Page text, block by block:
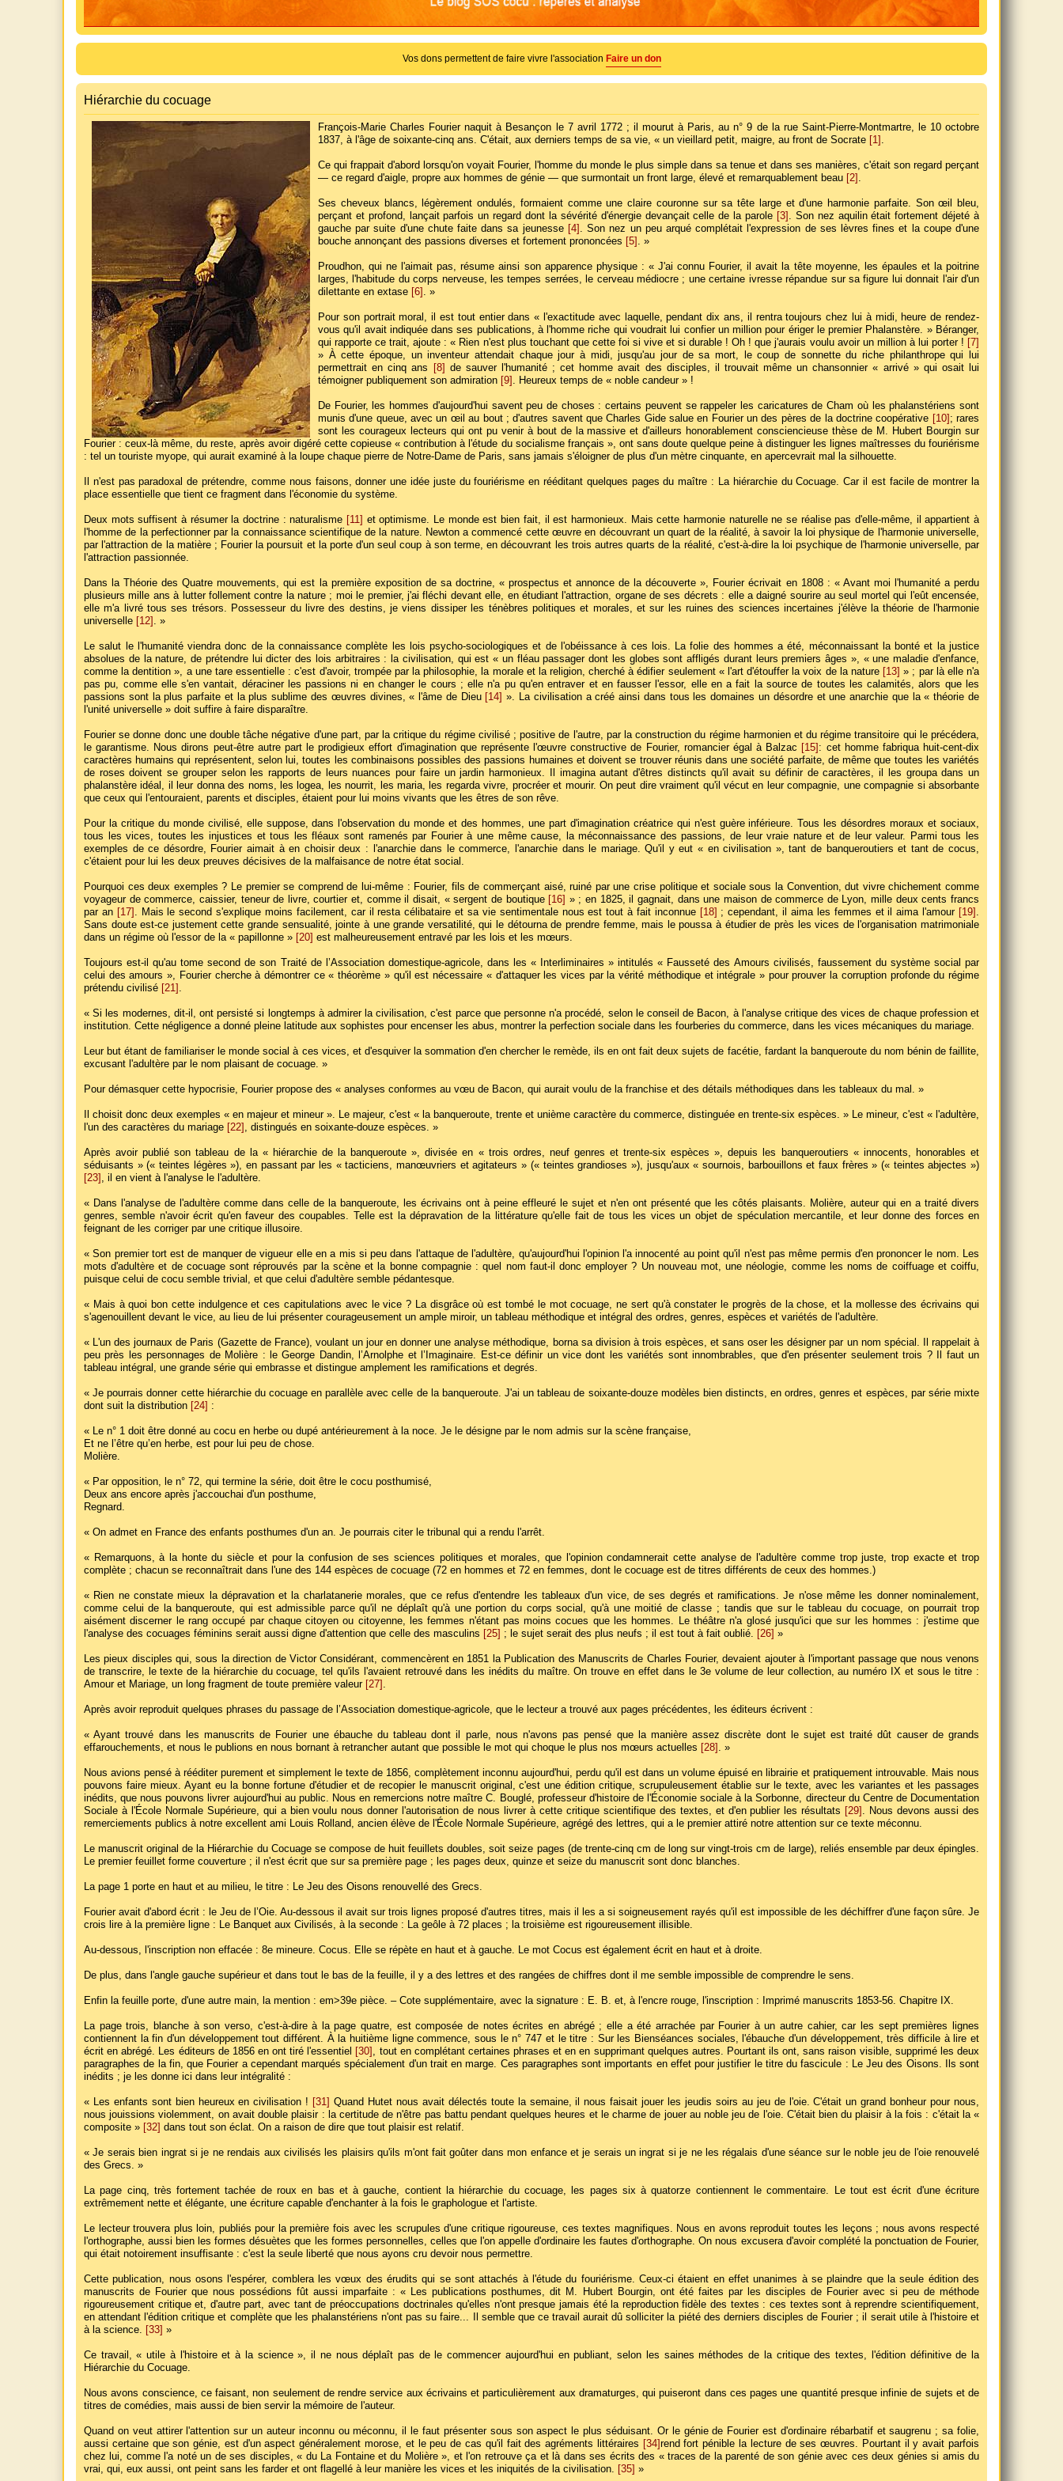
v
e
Vos dons permettent de faire vivre l'association Faire un don
Hiérarchie du cocuage
François-Marie Charles Fourier naquit à Besançon le 7 avril 1772 ; il mourut à Paris, au n° 9 de la rue Saint-Pierre-Montmartre, le 10 octobre
1837, à l'âge de soixante-cinq ans. C'était, aux derniers temps de sa vie, « un vieillard petit, maigre, au front de Socrate
[1] .
Ce qui frappait d'abord lorsqu'on voyait Fourier, l'homme du monde le plus simple dans sa tenue et dans ses manières, c'était son regard perçant
— ce regard d'aigle, propre aux hommes de génie — que surmontait un front large, élevé et remarquablement beau [2] .
Ses cheveux blancs, légèrement ondulés, formaient comme une claire couronne sur sa tête large et d'une harmonie parfaite. Son œil bleu,
perçant et profond, lançait parfois un regard dont la sévérité d'énergie devançait celle de la parole
[3] . Son nez aquilin était fortement déjeté à
gauche par suite d'une chute faite dans sa jeunesse
[4] . Son nez un peu arqué complétait l'expression de ses lèvres fines et la coupe d'une
bouche annonçant des passions diverses et fortement prononcées
[5] . »
Proudhon, qui ne l'aimait pas, résume ainsi son apparence physique : « J'ai connu Fourier, il avait la tête moyenne, les épaules et la poitrine
larges, l'habitude du corps nerveuse, les tempes serrées, le cerveau médiocre ; une certaine ivresse répandue sur sa figure lui donnait l'air d'un
dilettante en extase [6] . »
Pour son portrait moral, il est tout entier dans « l'exactitude avec laquelle, pendant dix ans, il rentra toujours chez lui à midi, heure de rendez-
vous qu'il avait indiquée dans ses publications, à l'homme riche qui voudrait lui confier un million pour ériger le premier Phalanstère. » Béranger,
qui rapporte ce trait, ajoute : « Rien n'est plus touchant que cette foi si vive et si durable ! Oh ! que j'aurais voulu avoir un million à lui porter !
[7]
» À cette époque, un inventeur attendait chaque jour à midi, jusqu'au jour de sa mort, le coup de sonnette du riche philanthrope qui lui
permettrait en cinq ans
[8]
de sauver l'humanité ; cet homme avait des disciples, il trouvait même un chansonnier « arrivé » qui osait lui
témoigner publiquement son admiration [9] . Heureux temps de « noble candeur » !
De Fourier, les hommes d'aujourd'hui savent peu de choses : certains peuvent se rappeler les caricatures de Cham où les phalanstériens sont
munis d'une queue, avec un œil au bout ; d'autres savent que Charles Gide salue en Fourier un des pères de la doctrine coopérative
[10] ; rares
sont les courageux lecteurs qui ont pu venir à bout de la massive et d'ailleurs honorablement consciencieuse thèse de M. Hubert Bourgin sur
Fourier : ceux-là même, du reste, après avoir digéré cette copieuse « contribution à l'étude du socialisme français », ont sans doute quelque peine à distinguer les lignes maîtresses du fouriérisme
: tel un touriste myope, qui aurait examiné à la loupe chaque pierre de Notre-Dame de Paris, sans jamais s'éloigner de plus d'un mètre cinquante, en apercevrait mal la silhouette.
Il n'est pas paradoxal de prétendre, comme nous faisons, donner une idée juste du fouriérisme en rééditant quelques pages du maître : La hiérarchie du Cocuage. Car il est facile de montrer la
place essentielle que tient ce fragment dans l'économie du système.
Deux mots suffisent à résumer la doctrine : naturalisme [11]
et optimisme. Le monde est bien fait, il est harmonieux. Mais cette harmonie naturelle ne se réalise pas d'elle-même, il appartient à
l'homme de la perfectionner par la connaissance scientifique de la nature. Newton a commencé cette œuvre en découvrant un quart de la réalité, à savoir la loi physique de l'harmonie universelle,
par l'attraction de la matière ; Fourier la poursuit et la porte d'un seul coup à son terme, en découvrant les trois autres quarts de la réalité, c'est-à-dire la loi psychique de l'harmonie universelle, par
l'attraction passionnée.
Dans la Théorie des Quatre mouvements, qui est la première exposition de sa doctrine, « prospectus et annonce de la découverte », Fourier écrivait en 1808 : « Avant moi l'humanité a perdu
plusieurs mille ans à lutter follement contre la nature ; moi le premier, j'ai fléchi devant elle, en étudiant l'attraction, organe de ses décrets : elle a daigné sourire au seul mortel qui l'eût encensée,
elle m'a livré tous ses trésors. Possesseur du livre des destins, je viens dissiper les ténèbres politiques et morales, et sur les ruines des sciences incertaines j'élève la théorie de l'harmonie
universelle
[12] . »
Le salut le l'humanité viendra donc de la connaissance complète les lois psycho-sociologiques et de l'obéissance à ces lois. La folie des hommes a été, méconnaissant la bonté et la justice
absolues de la nature, de prétendre lui dicter des lois arbitraires : la civilisation, qui est « un fléau passager dont les globes sont affligés durant leurs premiers âges », « une maladie d'enfance,
comme la dentition », a une tare essentielle : c'est d'avoir, trompée par la philosophie, la morale et la religion, cherché à édifier seulement « l'art d'étouffer la voix de la nature
[13] » ; par là elle n'a
pas pu, comme elle s'en vantait, déraciner les passions ni en changer le cours ; elle n'a pu qu'en entraver et en fausser l'essor, elle en a fait la source de toutes les calamités, alors que les
passions sont la plus parfaite et la plus sublime des œuvres divines, « l'âme de Dieu
[14]
». La civilisation a créé ainsi dans tous les domaines un désordre et une anarchie que la « théorie de
l'unité universelle » doit suffire à faire disparaître.
Fourier se donne donc une double tâche négative d'une part, par la critique du régime civilisé ; positive de l'autre, par la construction du régime harmonien et du régime transitoire qui le précédera,
le garantisme. Nous dirons peut-être autre part le prodigieux effort d'imagination que représente l'œuvre constructive de Fourier, romancier égal à Balzac
[15] : cet homme fabriqua huit-cent-dix
caractères humains qui représentent, selon lui, toutes les combinaisons possibles des passions humaines et doivent se trouver réunis dans une société parfaite, de même que toutes les variétés
de roses doivent se grouper selon les rapports de leurs nuances pour faire un jardin harmonieux. Il imagina autant d'êtres distincts qu'il avait su définir de caractères, il les groupa dans un
phalanstère idéal, il leur donna des noms, les logea, les nourrit, les maria, les regarda vivre, procréer et mourir. On peut dire vraiment qu'il vécut en leur compagnie, une compagnie si absorbante
que ceux qui l'entouraient, parents et disciples, étaient pour lui moins vivants que les êtres de son rêve.
Pour la critique du monde civilisé, elle suppose, dans l'observation du monde et des hommes, une part d'imagination créatrice qui n'est guère inférieure. Tous les désordres moraux et sociaux,
tous les vices, toutes les injustices et tous les fléaux sont ramenés par Fourier à une même cause, la méconnaissance des passions, de leur vraie nature et de leur valeur. Parmi tous les
exemples de ce désordre, Fourier aimait à en choisir deux : l'anarchie dans le commerce, l'anarchie dans le mariage. Qu'il y eut « en civilisation », tant de banqueroutiers et tant de cocus,
c'étaient pour lui les deux preuves décisives de la malfaisance de notre état social.
Pourquoi ces deux exemples ? Le premier se comprend de lui-même : Fourier, fils de commerçant aisé, ruiné par une crise politique et sociale sous la Convention, dut vivre chichement comme
voyageur de commerce, caissier, teneur de livre, courtier et, comme il disait, « sergent de boutique
[16]
» ; en 1825, il gagnait, dans une maison de commerce de Lyon, mille deux cents francs
par an
[17] . Mais le second s'explique moins facilement, car il resta célibataire et sa vie sentimentale nous est tout à fait inconnue [18] ; cependant, il aima les femmes et il aima l'amour [19] .
Sans doute est-ce justement cette grande sensualité, jointe à une grande versatilité, qui le détourna de prendre femme, mais le poussa à étudier de près les vices de l'organisation matrimoniale
dans un régime où l'essor de la « papillonne » [20] est malheureusement entravé par les lois et les mœurs.
Toujours est-il qu'au tome second de son Traité de l’Association domestique-agricole, dans les « Interliminaires » intitulés « Fausseté des Amours civilisés, faussement du système social par
celui des amours », Fourier cherche à démontrer ce « théorème » qu'il est nécessaire « d'attaquer les vices par la vérité méthodique et intégrale » pour prouver la corruption profonde du régime
prétendu civilisé [21] .
« Si les modernes, dit-il, ont persisté si longtemps à admirer la civilisation, c'est parce que personne n'a procédé, selon le conseil de Bacon, à l'analyse critique des vices de chaque profession et
institution. Cette négligence a donné pleine latitude aux sophistes pour encenser les abus, montrer la perfection sociale dans les fourberies du commerce, dans les vices mécaniques du mariage.
Leur but étant de familiariser le monde social à ces vices, et d'esquiver la sommation d'en chercher le remède, ils en ont fait deux sujets de facétie, fardant la banqueroute du nom bénin de faillite,
excusant l'adultère par le nom plaisant de cocuage. »
Pour démasquer cette hypocrisie, Fourier propose des « analyses conformes au vœu de Bacon, qui aurait voulu de la franchise et des détails méthodiques dans les tableaux du mal. »
Il choisit donc deux exemples « en majeur et mineur ». Le majeur, c'est « la banqueroute, trente et unième caractère du commerce, distinguée en trente-six espèces. » Le mineur, c'est « l'adultère,
l'un des caractères du mariage [22] , distingués en soixante-douze espèces. »
Après avoir publié son tableau de la « hiérarchie de la banqueroute », divisée en « trois ordres, neuf genres et trente-six espèces », depuis les banqueroutiers « innocents, honorables et
séduisants » (« teintes légères »), en passant par les « tacticiens, manœuvriers et agitateurs » (« teintes grandioses »), jusqu'aux « sournois, barbouillons et faux frères » (« teintes abjectes »)
[23] , il en vient à l'analyse le l'adultère.
« Dans l'analyse de l'adultère comme dans celle de la banqueroute, les écrivains ont à peine effleuré le sujet et n'en ont présenté que les côtés plaisants. Molière, auteur qui en a traité divers
genres, semble n'avoir écrit qu'en faveur des coupables. Telle est la dépravation de la littérature qu'elle fait de tous les vices un objet de spéculation mercantile, et leur donne des forces en
feignant de les corriger par une critique illusoire.
« Son premier tort est de manquer de vigueur elle en a mis si peu dans l'attaque de l'adultère, qu'aujourd'hui l'opinion l'a innocenté au point qu'il n'est pas même permis d'en prononcer le nom. Les
mots d'adultère et de cocuage sont réprouvés par la scène et la bonne compagnie : quel nom faut-il donc employer ? Un nouveau mot, une néologie, comme les noms de coiffuage et coiffu,
puisque celui de cocu semble trivial, et que celui d'adultère semble pédantesque.
« Mais à quoi bon cette indulgence et ces capitulations avec le vice ? La disgrâce où est tombé le mot cocuage, ne sert qu'à constater le progrès de la chose, et la mollesse des écrivains qui
s'agenouillent devant le vice, au lieu de lui présenter courageusement un ample miroir, un tableau méthodique et intégral des ordres, genres, espèces et variétés de l'adultère.
« L'un des journaux de Paris (Gazette de France), voulant un jour en donner une analyse méthodique, borna sa division à trois espèces, et sans oser les désigner par un nom spécial. Il rappelait à
peu près les personnages de Molière : le George Dandin, l’Arnolphe et l’Imaginaire. Est-ce définir un vice dont les variétés sont innombrables, que d'en présenter seulement trois ? Il faut un
tableau intégral, une grande série qui embrasse et distingue amplement les ramifications et degrés.
« Je pourrais donner cette hiérarchie du cocuage en parallèle avec celle de la banqueroute. J'ai un tableau de soixante-douze modèles bien distincts, en ordres, genres et espèces, par série mixte
dont suit la distribution [24] :
« Le n° 1 doit être donné au cocu en herbe ou dupé antérieurement à la noce. Je le désigne par le nom admis sur la scène française,
Et ne l’être qu’en herbe, est pour lui peu de chose.
Molière.
« Par opposition, le n° 72, qui termine la série, doit être le cocu posthumisé,
Deux ans encore après j'accouchai d'un posthume,
Regnard.
« On admet en France des enfants posthumes d'un an. Je pourrais citer le tribunal qui a rendu l'arrêt.
« Remarquons, à la honte du siècle et pour la confusion de ses sciences politiques et morales, que l'opinion condamnerait cette analyse de l'adultère comme trop juste, trop exacte et trop
complète ; chacun se reconnaîtrait dans l'une des 144 espèces de cocuage (72 en hommes et 72 en femmes, dont le cocuage est de titres différents de ceux des hommes.)
« Rien ne constate mieux la dépravation et la charlatanerie morales, que ce refus d'entendre les tableaux d'un vice, de ses degrés et ramifications. Je n'ose même les donner nominalement,
comme celui de la banqueroute, qui est admissible parce qu'il ne déplaît qu'à une portion du corps social, qu'à une moitié de classe ; tandis que sur le tableau du cocuage, on pourrait trop
aisément discerner le rang occupé par chaque citoyen ou citoyenne, les femmes n'étant pas moins cocues que les hommes. Le théâtre n'a glosé jusqu'ici que sur les hommes : j'estime que
l'analyse des cocuages féminins serait aussi digne d'attention que celle des masculins
[25] ; le sujet serait des plus neufs ; il est tout à fait oublié. [26] »
Les pieux disciples qui, sous la direction de Victor Considérant, commencèrent en 1851 la Publication des Manuscrits de Charles Fourier, devaient ajouter à l'important passage que nous venons
de transcrire, le texte de la hiérarchie du cocuage, tel qu'ils l'avaient retrouvé dans les inédits du maître. On trouve en effet dans le 3e volume de leur collection, au numéro IX et sous le titre :
Amour et Mariage, un long fragment de toute première valeur [27] .
Après avoir reproduit quelques phrases du passage de l’Association domestique-agricole, que le lecteur a trouvé aux pages précédentes, les éditeurs écrivent :
« Ayant trouvé dans les manuscrits de Fourier une ébauche du tableau dont il parle, nous n'avons pas pensé que la manière assez discrète dont le sujet est traité dût causer de grands
effarouchements, et nous le publions en nous bornant à retrancher autant que possible le mot qui choque le plus nos mœurs actuelles
[28] . »
Nous avions pensé à rééditer purement et simplement le texte de 1856, complètement inconnu aujourd'hui, perdu qu'il est dans un volume épuisé en librairie et pratiquement introuvable. Mais nous
pouvons faire mieux. Ayant eu la bonne fortune d'étudier et de recopier le manuscrit original, c'est une édition critique, scrupuleusement établie sur le texte, avec les variantes et les passages
inédits, que nous pouvons livrer aujourd'hui au public. Nous en remercions notre maître C. Bouglé, professeur d'histoire de l'Économie sociale à la Sorbonne, directeur du Centre de Documentation
Sociale à l'École Normale Supérieure, qui a bien voulu nous donner l'autorisation de nous livrer à cette critique scientifique des textes, et d'en publier les résultats
[29] . Nous devons aussi des
remerciements publics à notre excellent ami Louis Rolland, ancien élève de l'École Normale Supérieure, agrégé des lettres, qui a le premier attiré notre attention sur ce texte méconnu.
Le manuscrit original de la Hiérarchie du Cocuage se compose de huit feuillets doubles, soit seize pages (de trente-cinq cm de long sur vingt-trois cm de large), reliés ensemble par deux épingles.
Le premier feuillet forme couverture ; il n'est écrit que sur sa première page ; les pages deux, quinze et seize du manuscrit sont donc blanches.
La page 1 porte en haut et au milieu, le titre : Le Jeu des Oisons renouvellé des Grecs.
Fourier avait d'abord écrit : le Jeu de l’Oie. Au-dessous il avait sur trois lignes proposé d'autres titres, mais il les a si soigneusement rayés qu'il est impossible de les déchiffrer d'une façon sûre. Je
crois lire à la première ligne : Le Banquet aux Civilisés, à la seconde : La geôle à 72 places ; la troisième est rigoureusement illisible.
Au-dessous, l'inscription non effacée : 8e mineure. Cocus. Elle se répète en haut et à gauche. Le mot Cocus est également écrit en haut et à droite.
De plus, dans l'angle gauche supérieur et dans tout le bas de la feuille, il y a des lettres et des rangées de chiffres dont il me semble impossible de comprendre le sens.
Enfin la feuille porte, d'une autre main, la mention : em>39e pièce. – Cote supplémentaire, avec la signature : E. B. et, à l'encre rouge, l'inscription : Imprimé manuscrits 1853-56. Chapitre IX.
La page trois, blanche à son verso, c'est-à-dire à la page quatre, est composée de notes écrites en abrégé ; elle a été arrachée par Fourier à un autre cahier, car les sept premières lignes
contiennent la fin d'un développement tout différent. À la huitième ligne commence, sous le n° 747 et le titre : Sur les Bienséances sociales, l'ébauche d'un développement, très difficile à lire et
écrit en abrégé. Les éditeurs de 1856 en ont tiré l'essentiel
[30] , tout en complétant certaines phrases et en en supprimant quelques autres. Pourtant ils ont, sans raison visible, supprimé les deux
paragraphes de la fin, que Fourier a cependant marqués spécialement d'un trait en marge. Ces paragraphes sont importants en effet pour justifier le titre du fascicule : Le Jeu des Oisons. Ils sont
inédits ; je les donne ici dans leur intégralité :
« Les enfants sont bien heureux en civilisation ! [31]
Quand Hutet nous avait délectés toute la semaine, il nous faisait jouer les jeudis soirs au jeu de l'oie. C'était un grand bonheur pour nous,
nous jouissions violemment, on avait double plaisir : la certitude de n'être pas battu pendant quelques heures et le charme de jouer au noble jeu de l'oie. C'était bien du plaisir à la fois : c'était la «
composite » [32] dans tout son éclat. On a raison de dire que tout plaisir est relatif.
« Je serais bien ingrat si je ne rendais aux civilisés les plaisirs qu'ils m'ont fait goûter dans mon enfance et je serais un ingrat si je ne les régalais d'une séance sur le noble jeu de l'oie renouvelé
des Grecs. »
La page cinq, très fortement tachée de roux en bas et à gauche, contient la hiérarchie du cocuage, les pages six à quatorze contiennent le commentaire. Le tout est écrit d'une écriture
extrêmement nette et élégante, une écriture capable d'enchanter à la fois le graphologue et l'artiste.
Le lecteur trouvera plus loin, publiés pour la première fois avec les scrupules d'une critique rigoureuse, ces textes magnifiques. Nous en avons reproduit toutes les leçons ; nous avons respecté
l'orthographe, aussi bien les formes désuètes que les formes personnelles, celles que l'on appelle d'ordinaire les fautes d'orthographe. On nous excusera d'avoir complété la ponctuation de Fourier,
qui était notoirement insuffisante : c'est la seule liberté que nous ayons cru devoir nous permettre.
Cette publication, nous osons l'espérer, comblera les vœux des érudits qui se sont attachés à l'étude du fouriérisme. Ceux-ci étaient en effet unanimes à se plaindre que la seule édition des
manuscrits de Fourier que nous possédions fût aussi imparfaite : « Les publications posthumes, dit M. Hubert Bourgin, ont été faites par les disciples de Fourier avec si peu de méthode
rigoureusement critique et, d'autre part, avec tant de préoccupations doctrinales qu'elles n'ont presque jamais été la reproduction fidèle des textes : ces textes sont à reprendre scientifiquement,
en attendant l'édition critique et complète que les phalanstériens n'ont pas su faire... Il semble que ce travail aurait dû solliciter la piété des derniers disciples de Fourier ; il serait utile à l'histoire et
à la science.
[33] »
Ce travail, « utile à l'histoire et à la science », il ne nous déplaît pas de le commencer aujourd'hui en publiant, selon les saines méthodes de la critique des textes, l'édition définitive de la
Hiérarchie du Cocuage.
Nous avons conscience, ce faisant, non seulement de rendre service aux écrivains et particulièrement aux dramaturges, qui puiseront dans ces pages une quantité presque infinie de sujets et de
titres de comédies, mais aussi de bien servir la mémoire de l'auteur.
Quand on veut attirer l'attention sur un auteur inconnu ou méconnu, il le faut présenter sous son aspect le plus séduisant. Or le génie de Fourier est d'ordinaire rébarbatif et saugrenu ; sa folie,
aussi certaine que son génie, est d'un aspect généralement morose, et le peu de cas qu'il fait des agréments littéraires
[34] rend fort pénible la lecture de ses œuvres. Pourtant il y avait parfois
chez lui, comme l'a noté un de ses disciples, « du La Fontaine et du Molière », et l'on retrouve ça et là dans ses écrits des « traces de la parenté de son génie avec ces deux génies si amis du
vrai, qui, eux aussi, ont peint sans les farder et ont flagellé à leur manière les vices et les iniquités de la civilisation.
[35] »